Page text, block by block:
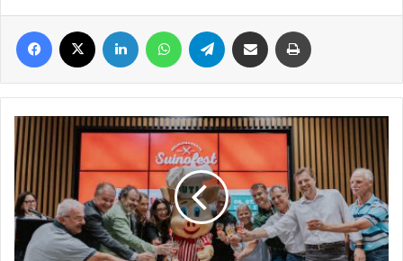
Facebook Linkedin WhatsAppTelegram Compartilhar via e-mail
Suinofest
ultrapassa
7
mil
ingressos
vendidos
para